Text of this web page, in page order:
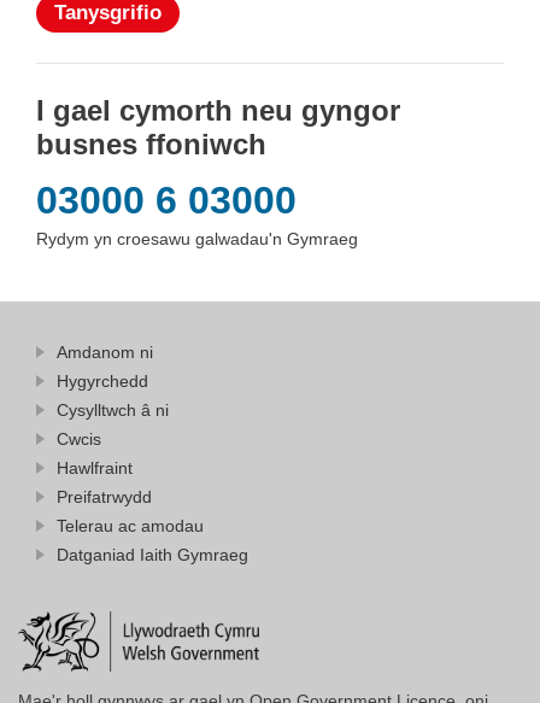
Tanysgrifio
I gael cymorth neu gyngor
busnes ffoniwch
03000 6 03000
Rydym yn croesawu galwadau'n Gymraeg
Amdanom ni
Hygyrchedd
Cysylltwch â ni
Cwcis
Hawlfraint
Preifatrwydd
Telerau ac amodau
Datganiad Iaith Gymraeg